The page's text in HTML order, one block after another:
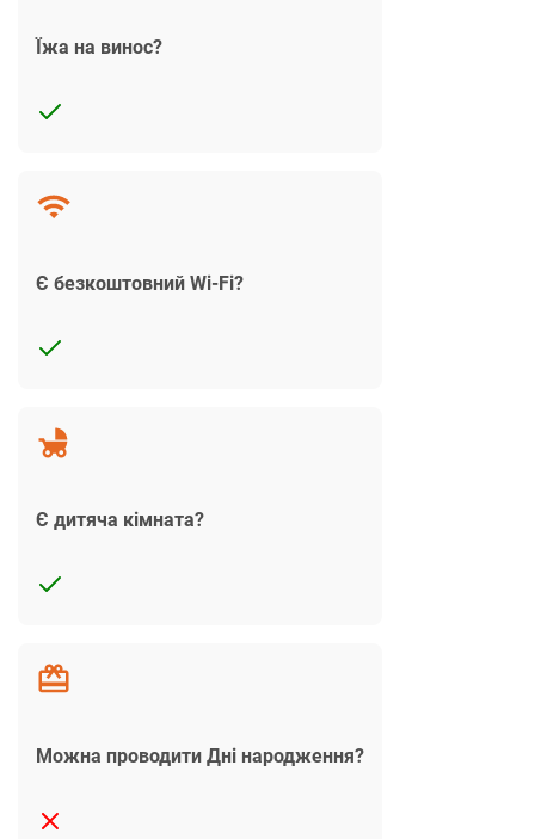
Їжа на винос?
Є безкоштовний Wi-Fi?
Є дитяча кімната?
Можна проводити Дні народження?